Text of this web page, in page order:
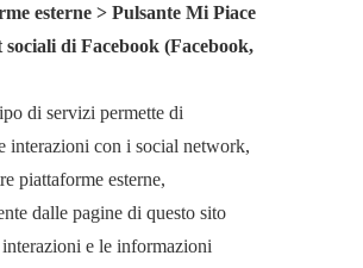
esterne > Pulsante Mi Piace
sociali di Facebook (Facebook,
di servizi permette di
interazioni con i social network,
piattaforme esterne,
dalle pagine di questo sito
e le informazioni